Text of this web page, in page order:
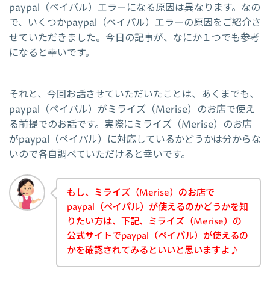
paypal（ペイパル）エラーになる原因は異なります。なの
で、いくつかpaypal（ペイパル）エラーの原因をご紹介さ
せていただきました。今日の記事が、なにか１つでも参考
になると幸いです。
それと、今回お話させていただいたことは、あくまでも、
paypal（ペイパル）がミライズ（Merise）のお店で使え
る前提でのお話です。実際にミライズ（Merise）のお店
がpaypal（ペイパル）に対応しているかどうかは分からな
いので各自調べていただけると幸いです。
もし、ミライズ（Merise）のお店で
paypal（ペイパル）が使えるのかどうかを知
りたい方は、下記、ミライズ（Merise）の
公式サイトでpaypal（ペイパル）が使えるの
かを確認されてみるといいと思いますよ♪